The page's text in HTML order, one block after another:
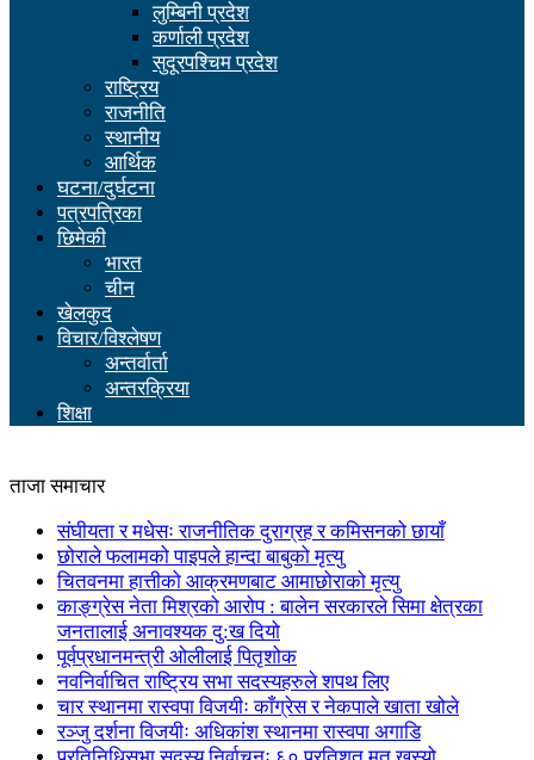
लुम्बिनी प्रदेश
कर्णाली प्रदेश
सुदूरपश्चिम प्रदेश
राष्ट्रिय
राजनीति
स्थानीय
आर्थिक
घटना/दुर्घटना
पत्रपत्रिका
छिमेकी
भारत
चीन
खेलकुद
विचार/विश्लेषण
अन्तर्वार्ता
अन्तरक्रिया
शिक्षा
ताजा समाचार
संघीयता र मधेसः राजनीतिक दुराग्रह र कमिसनको छायाँ
छोराले फलामको पाइपले हान्दा बाबुको मृत्यु
चितवनमा हात्तीको आक्रमणबाट आमाछोराको मृत्यु
काङ्ग्रेस नेता मिश्रको आरोप : बालेन सरकारले सिमा क्षेत्रका
जनतालाई अनावश्यक दु:ख दियो
पूर्वप्रधानमन्त्री ओलीलाई पितृशोक
नवनिर्वाचित राष्ट्रिय सभा सदस्यहरुले शपथ लिए
चार स्थानमा रास्वपा विजयीः काँग्रेस र नेकपाले खाता खोले
रञ्जु दर्शना विजयीः अधिकांश स्थानमा रास्वपा अगाडि